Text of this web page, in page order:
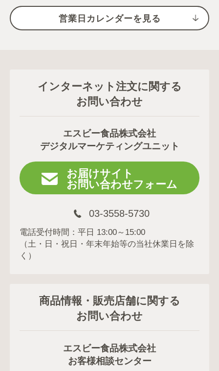
営業日カレンダーを見る
インターネット注文に関する
お問い合わせ
エスビー食品株式会社
デジタルマーケティングユニット
お届けサイト
お問い合わせフォーム
03-3558-5730
電話受付時間：平日 13:00～15:00
（土・日・祝日・年末年始等の当社休業日を除
く）
商品情報・販売店舗に関する
お問い合わせ
エスビー食品株式会社
お客様相談センター